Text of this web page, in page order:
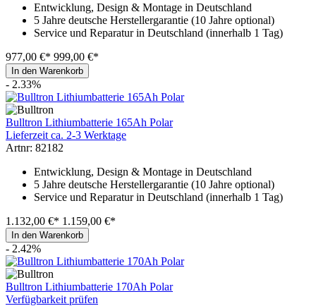
Entwicklung, Design & Montage in Deutschland
5 Jahre deutsche Herstellergarantie (10 Jahre optional)
Service und Reparatur in Deutschland (innerhalb 1 Tag)
977,00 €* 999,00 €*
In den Warenkorb
- 2.33%
Bulltron Lithiumbatterie 165Ah Polar
Lieferzeit ca. 2-3 Werktage
Artnr: 82182
Entwicklung, Design & Montage in Deutschland
5 Jahre deutsche Herstellergarantie (10 Jahre optional)
Service und Reparatur in Deutschland (innerhalb 1 Tag)
1.132,00 €* 1.159,00 €*
In den Warenkorb
- 2.42%
Bulltron Lithiumbatterie 170Ah Polar
Verfügbarkeit prüfen